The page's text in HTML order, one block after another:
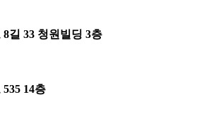
길 33 청원빌딩 3층
14층